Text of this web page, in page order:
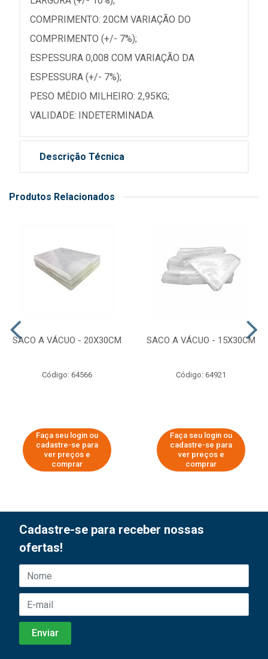
COMPRIMENTO: 20CM VARIAÇÃO DO
COMPRIMENTO (+/- 7%);
ESPESSURA 0,008 COM VARIAÇÃO DA
ESPESSURA (+/- 7%);
PESO MÉDIO MILHEIRO: 2,95KG;
VALIDADE: INDETERMINADA.
Descrição Técnica
Produtos Relacionados
SACO A VÁCUO - 20X30CM
Código: 64566
Faça seu login ou
cadastre-se para
ver preços e
comprar
SACO A VÁCUO - 15X30CM
Código: 64921
Faça seu login ou
cadastre-se para
ver preços e
comprar
Cadastre-se para receber nossas
ofertas!